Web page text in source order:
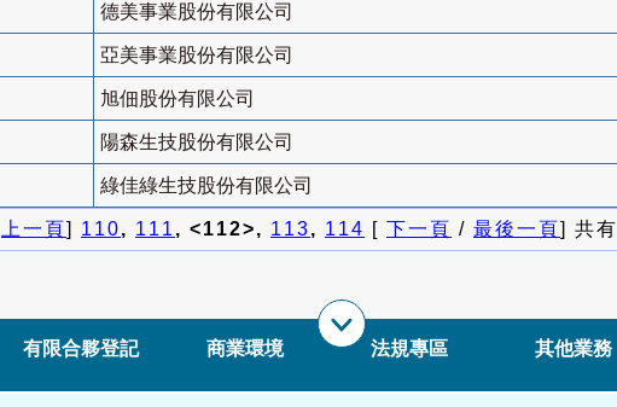
德美事業股份有限公司
亞美事業股份有限公司
旭佃股份有限公司
陽森生技股份有限公司
綠佳綠生技股份有限公司
上一頁] 110, 111, <112>, 113, 114 [ 下一頁 / 最後一頁] 共有
有限合夥登記 商業環境 法規專區 其他業務